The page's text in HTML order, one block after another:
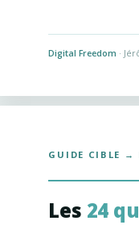
Digital Freedom ·
GUIDE CIBLE →
Les 24